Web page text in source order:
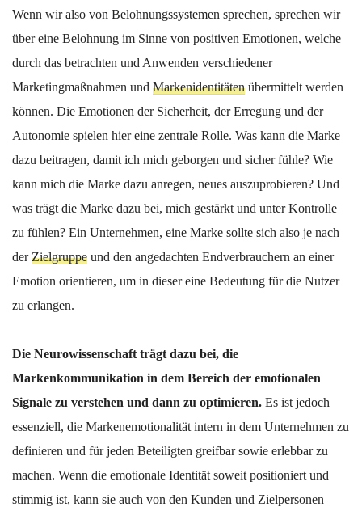
Wenn wir also von Belohnungssystemen sprechen, sprechen wir
über eine Belohnung im Sinne von positiven Emotionen, welche
durch das betrachten und Anwenden verschiedener
Marketingmaßnahmen und Markenidentitäten übermittelt werden
können. Die Emotionen der Sicherheit, der Erregung und der
Autonomie spielen hier eine zentrale Rolle. Was kann die Marke
dazu beitragen, damit ich mich geborgen und sicher fühle? Wie
kann mich die Marke dazu anregen, neues auszuprobieren? Und
was trägt die Marke dazu bei, mich gestärkt und unter Kontrolle
zu fühlen? Ein Unternehmen, eine Marke sollte sich also je nach
derZielgruppe und den angedachten Endverbrauchern an einer
Emotion orientieren, um in dieser eine Bedeutung für die Nutzer
zu erlangen.
Die Neurowissenschaft trägt dazu bei, die
Markenkommunikation in dem Bereich der emotionalen
Signale zu verstehen und dann zu optimieren. Es ist jedoch
essenziell, die Markenemotionalität intern in dem Unternehmen zu
definieren und für jeden Beteiligten greifbar sowie erlebbar zu
machen. Wenn die emotionale Identität soweit positioniert und
stimmig ist, kann sie auch von den Kunden und Zielpersonen